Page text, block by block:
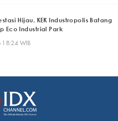
Hijau, KEK Industropolis Batang
Eco Industrial Park
WIB